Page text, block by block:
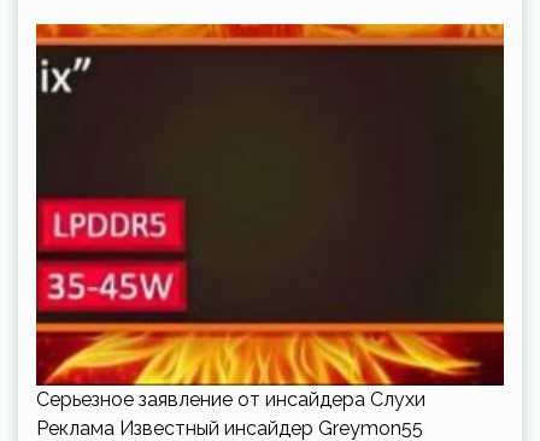
Серьезное заявление от инсайдера Слухи
Реклама Известный инсайдер Greymon55